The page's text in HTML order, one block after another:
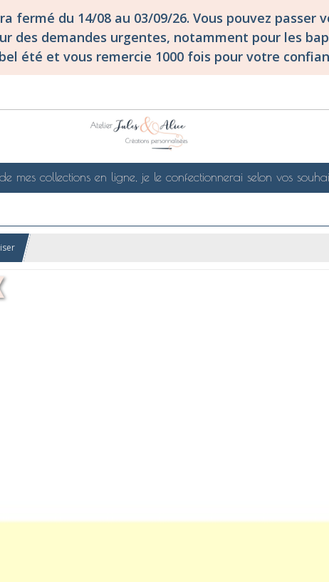
fermé du 14/08 au 03/09/26. Vous pouvez
des demandes urgentes, notamment pour les
été et vous remercie 1000 fois pour votre
mes collections en ligne, je le confectionnerai selon vos